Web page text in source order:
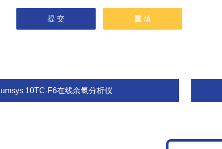
10TC-F6在线余氯分析仪